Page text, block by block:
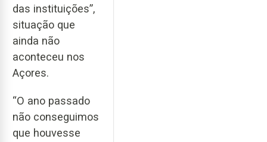
das instituições”,
situação que
ainda não
aconteceu nos
Açores.
“O ano passado
não conseguimos
que houvesse